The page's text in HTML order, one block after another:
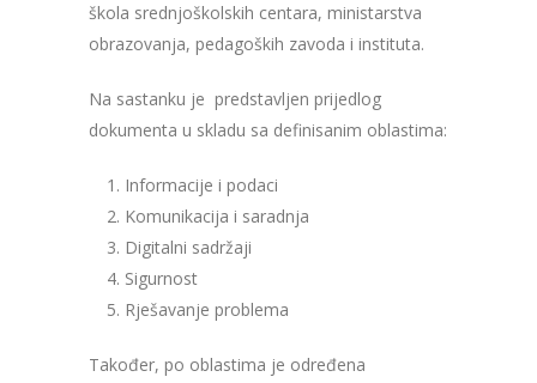
škola srednjoškolskih centara, ministarstva
obrazovanja, pedagoških zavoda i instituta.
Na sastanku je predstavljen prijedlog
dokumenta u skladu sa definisanim oblastima:
Informacije i podaci
Komunikacija i saradnja
Digitalni sadržaji
Sigurnost
Rješavanje problema
Također, po oblastima je određena